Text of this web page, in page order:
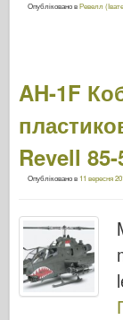
Опубліковано вРевелл
AH-1F
Revell 85-
Опубліковано в 11 вересня